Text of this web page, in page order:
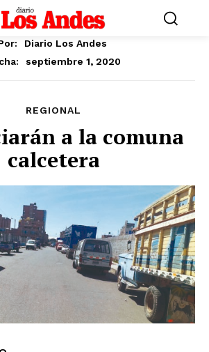
Diario Los Andes
septiembre 1, 2020
REGIONAL
a la comuna
calcetera